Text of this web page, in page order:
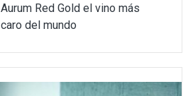
Aurum Red Gold el vino más
caro del mundo